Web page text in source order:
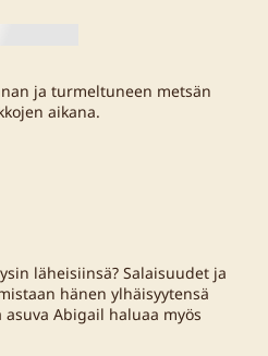
ja turmeltuneen metsän
aikana.
läheisiinsä? Salaisuudet ja
hänen ylhäisyytensä
Abigail haluaa myös